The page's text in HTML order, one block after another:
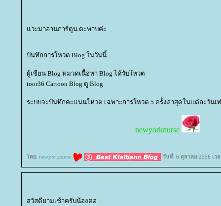
วะมาอ่านการ์ตูน ตะพาบค่ะ
บันทึกการโหวต Blog ในวันนี้
ผู้เขียน Blog หมวดเนื้อหา Blog ได้รับโหวต
toor36 Cartoon Blog ดู Blog
ระบบจะบันทึกคะแนนโหวต เฉพาะการโหวต 5 ครั้งล่าสุดในแต่ละวันเ
newyorknurse
ดย: newyorknurse วันที่: 6 ตุลาคม 2556 เว
สวัสดียามเช้าครับน้องต่อ